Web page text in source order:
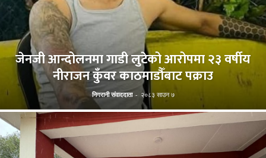
जेनजी आन्दोलनमा गाडी लुटेको आरोपमा २३ वर्षीय
नीराजन कुँवर काठमाडौँबाट पक्राउ
निगरानी संवाददाता - २०८३ साउन ७